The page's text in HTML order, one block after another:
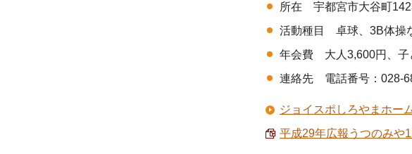
所在 宇都宮市大谷町
活動種目 卓球、3B体操
年会費 大人3,600円、子
連絡先 電話番号：028-
ジョイスポしろやまホー
平成29年広報うつのみや